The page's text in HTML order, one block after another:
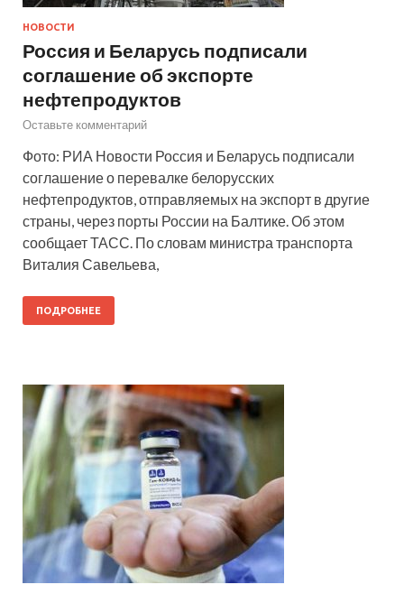
НОВОСТИ
Россия и Беларусь подписали
соглашение об экспорте
нефтепродуктов
Оставьте комментарий
Фото: РИА Новости Россия и Беларусь подписали
соглашение о перевалке белорусских
нефтепродуктов, отправляемых на экспорт в другие
страны, через порты России на Балтике. Об этом
сообщает ТАСС. По словам министра транспорта
Виталия Савельева,
ПОДРОБНЕЕ